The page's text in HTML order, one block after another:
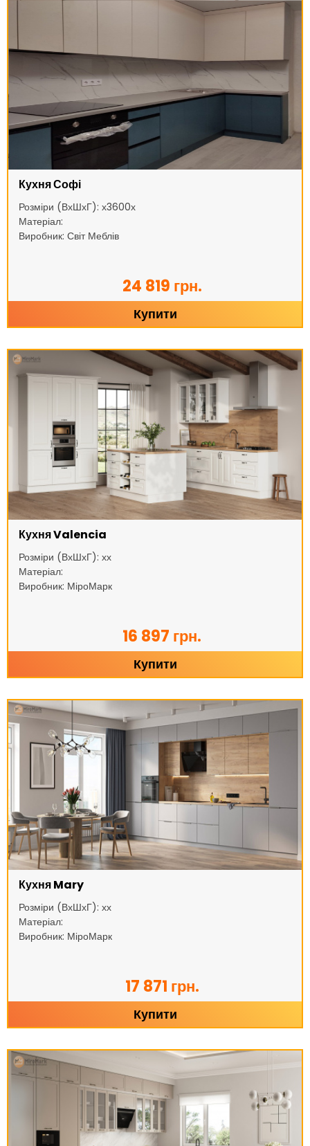
Кухня Софі
Розміри (ВхШхГ): х3600х
Матеріал:
Виробник: Світ Меблів
24 819 грн.
Купити
Кухня Valencia
Розміри (ВхШхГ): хх
Матеріал:
Виробник: МіроМарк
16 897 грн.
Купити
Кухня Mary
Розміри (ВхШхГ): хх
Матеріал:
Виробник: МіроМарк
17 871 грн.
Купити